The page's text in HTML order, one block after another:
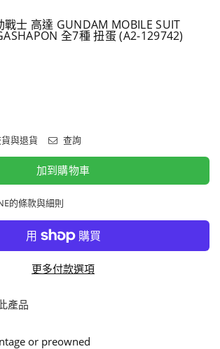
戰士 高達 GUNDAM MOBILE SUIT
全7種 扭蛋 (A2-129742)
與退貨 查詢
加到購物車
的條款與細則
更多付款選項
產品
or preowned